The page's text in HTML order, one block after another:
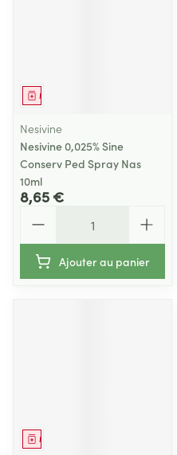
Médicament
Nesivine
Nesivine 0,025% Sine
Conserv Ped Spray Nas
10ml
8,65 €
Ajouter au panier
Médicament